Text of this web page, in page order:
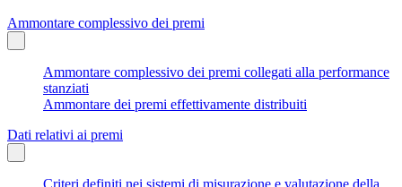
Ammontare complessivo dei premi
Ammontare complessivo dei premi collegati alla performance
stanziati
Ammontare dei premi effettivamente distribuiti
Dati relativi ai premi
Criteri definiti nei sistemi di misurazione e valutazione della